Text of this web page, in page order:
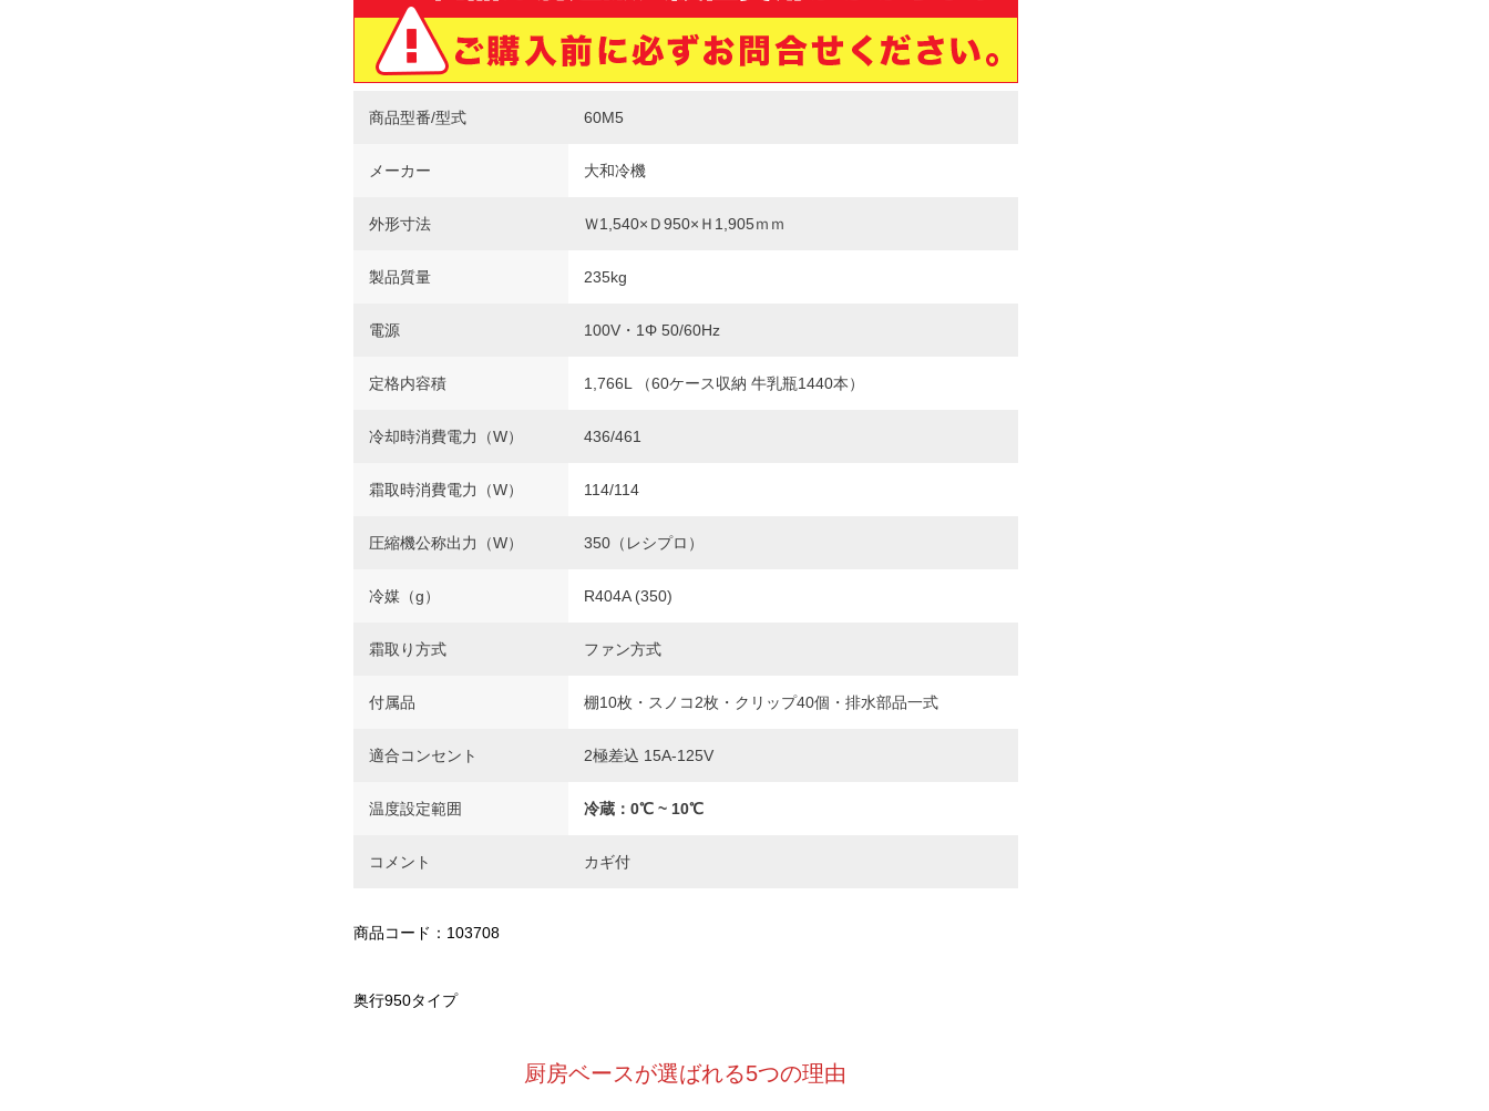
商品型番/型式 60M5
メーカー 大和冷機
外形寸法 Ｗ1,540×Ｄ950×Ｈ1,905ｍｍ
製品質量 235kg
電源 100V・1Φ 50/60Hz
定格内容積 1,766L （60ケース収納 牛乳瓶1440本）
冷却時消費電力（W） 436/461
霜取時消費電力（W） 114/114
圧縮機公称出力（W） 350（レシプロ）
冷媒（g） R404A (350)
霜取り方式 ファン方式
付属品 棚10枚・スノコ2枚・クリップ40個・排水部品一式
適合コンセント 2極差込 15A-125V
温度設定範囲 冷蔵：0℃ ~ 10℃
コメント カギ付
商品コード：103708
奥行950タイプ
厨房ベースが選ばれる5つの理由